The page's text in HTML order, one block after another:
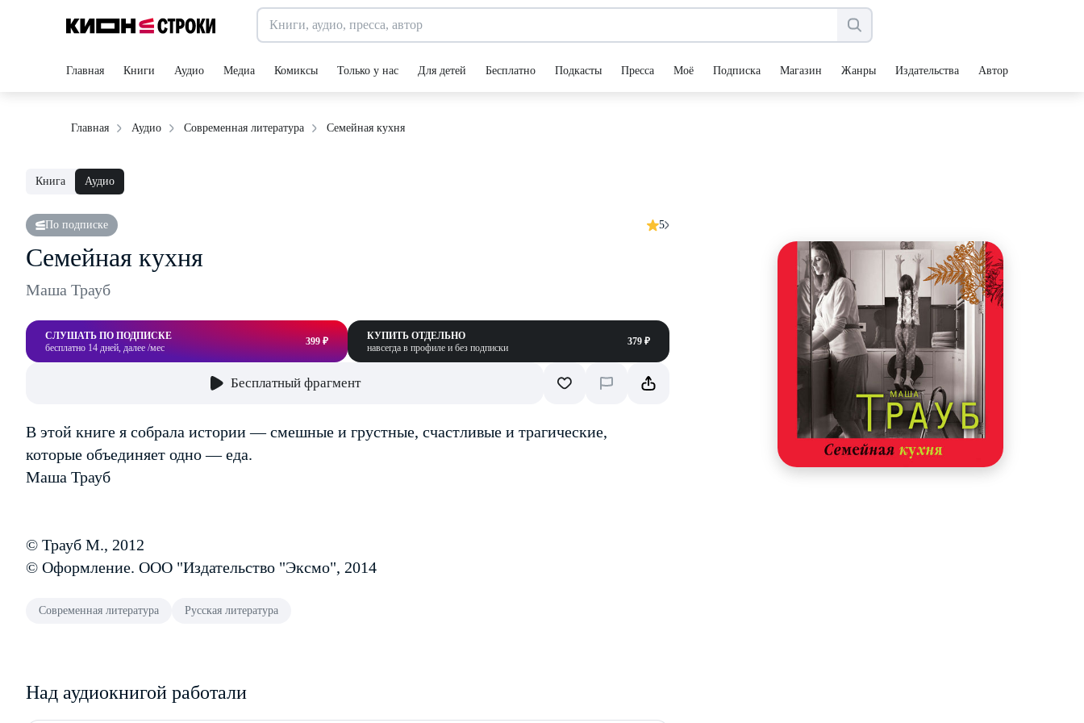
Главная Книги Аудио Медиа Комиксы Только у нас Для детей Бесплатно Подкасты Пресса Моё Подписка Магазин Жанры Издательства Авторы
Главная Аудио Современная литература Семейная кухня
Книга Аудио
По подписке 5
Семейная кухня
Маша Трауб
СЛУШАТЬ ПО ПОДПИСКЕ
бесплатно 14 дней, далее /мес
399 ₽
КУПИТЬ ОТДЕЛЬНО
навсегда в профиле и без подписки
379 ₽
Бесплатный фрагмент
В этой книге я собрала истории — смешные и грустные, счастливые и трагические,
которые объединяет одно — еда.
Маша Трауб
© Трауб М., 2012
© Оформление. ООО "Издательство "Эксмо", 2014
Современная литература Русская литература
Над аудиокнигой работали